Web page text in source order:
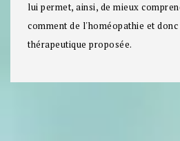
lui permet, ainsi, de mieux
comment de l'homéopathie et
thérapeutique proposée.